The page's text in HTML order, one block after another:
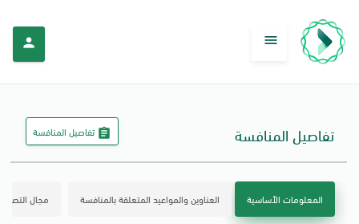
menu
person
تفاصيل المنافسة assignment تفاصيل المنافسة
المعلومات الأساسية العناوين والمواعيد المتعلقة بالمنافسة مجال